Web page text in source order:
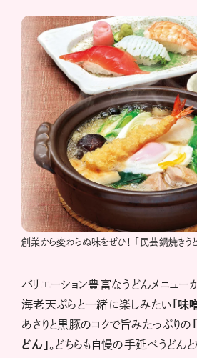
創業から変わらぬ味をぜひ！ 「民芸鍋焼きうど
バリエーション豊富なうどんメニュー
海老天ぷらと一緒に楽しみたい 「
あさりと黒豚のコクで旨みたっぷりの
どん」。どちらも自慢の手延べうどん